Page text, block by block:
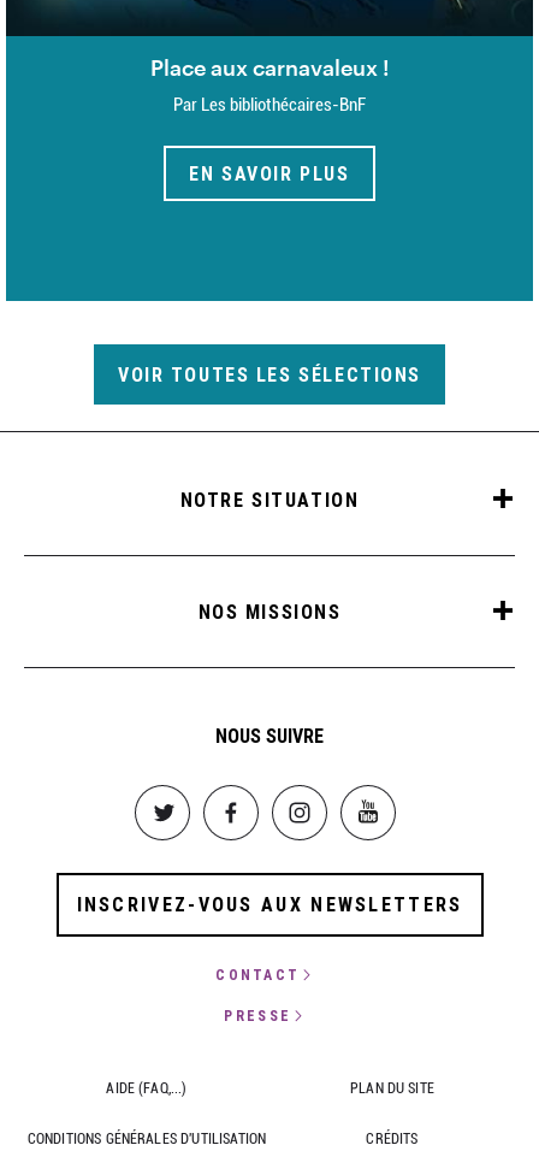
Place aux carnavaleux !
Par Les bibliothécaires-BnF
EN SAVOIR PLUS
VOIR TOUTES LES SÉLECTIONS
NOTRE SITUATION
NOS MISSIONS
NOUS SUIVRE
Image Image Image Image
INSCRIVEZ-VOUS AUX NEWSLETTERS
CONTACT
PRESSE
AIDE (FAQ,...) PLAN DU SITE
CONDITIONS GÉNÉRALES D'UTILISATION CRÉDITS